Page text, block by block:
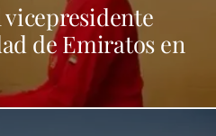
vicepresidente
de Emiratos en